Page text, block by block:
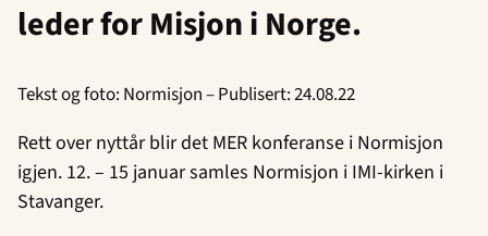
leder for Misjon i Norge.
Tekst og foto: Normisjon – Publisert: 24.08.22
Rett over nyttår blir det MER konferanse i Normisjon
igjen. 12. – 15 januar samles Normisjon i IMI-kirken i
Stavanger.